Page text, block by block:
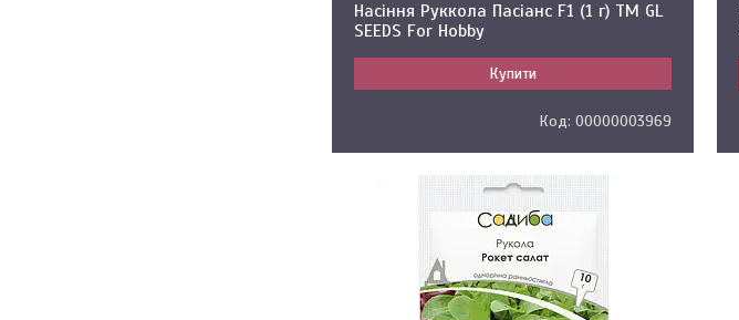
Насіння Руккола Пасіанс F1 (1 г) ТМ GL
SEEDS For Hobby
Купити
00000003969